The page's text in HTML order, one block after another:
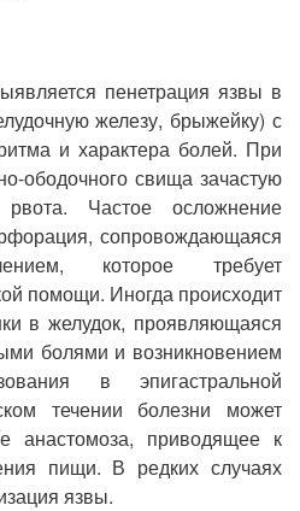
пенетрация язвы в
железу, брыжейку) с
и характера болей. При
ободочного свища зачастую
Частое осложнение
сопровождающаяся
которое требует
помощи. Иногда происходит
в желудок, проявляющаяся
болями и возникновением
в эпигастральной
течении болезни может
анастомоза, приводящее к
пищи. В редких случаях
язвы.